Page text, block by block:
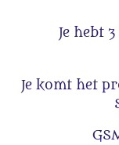
Je hebt
Je komt het